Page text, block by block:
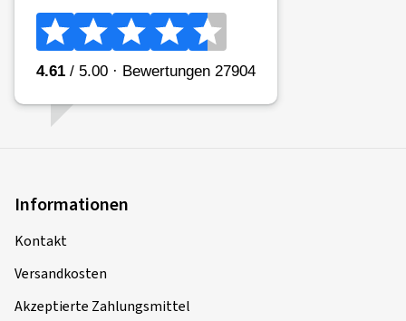
Informationen
Kontakt
Versandkosten
Akzeptierte Zahlungsmittel